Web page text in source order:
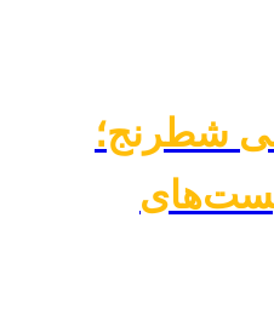
شطرنج؛